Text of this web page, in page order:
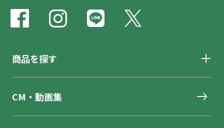
商品を探す
CM・動画集